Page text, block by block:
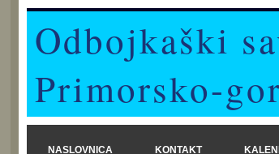
Odbojkaški
Primorsko-
NASLOVNICA KONTAKT